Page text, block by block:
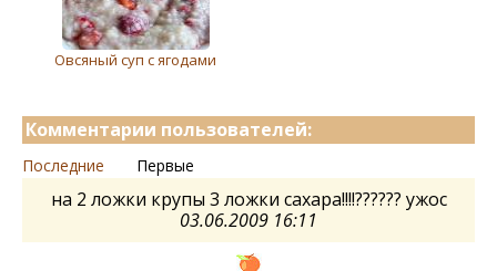
Овсяный суп с ягодами
Комментарии пользователей:
Последние Первые
на 2 ложки крупы 3 ложки сахара!!!!?????? ужос
03.06.2009 16:11